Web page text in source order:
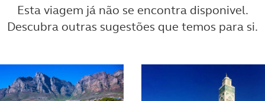
Esta viagem já não se encontra disponivel.
Descubra outras sugestões que temos para si.